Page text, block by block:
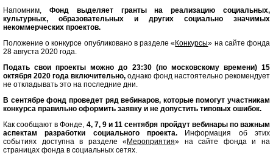
Напомним, Фонд выделяет гранты на реализацию социальных,
культурных, образовательных и других социально значимых
некоммерческих проектов.
Положение о конкурсе опубликовано в разделе « Конкурсы» на сайте фонда
28 августа 2020 года.
Подать свои проекты можно до 23:30 (по московскому времени) 15
октября 2020 года включительно, однако фонд настоятельно рекомендует
не откладывать это на последние дни.
В сентябре фонд проведет ряд вебинаров, которые помогут участникам
конкурса правильно оформить заявку и не допустить типовых ошибок.
Как сообщают в Фонде, 4, 7, 9 и 11 сентября пройдут вебинары по важным
аспектам разработки социального проекта.
Информация об этих
событиях доступна в разделе « Мероприятия» на сайте фонда и на
страницах фонда в социальных сетях.